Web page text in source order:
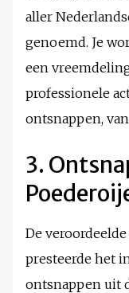
aller
genoemd. Je
een
professionele
ontsnappen,
3.
De
presteerde het
ontsnappen uit